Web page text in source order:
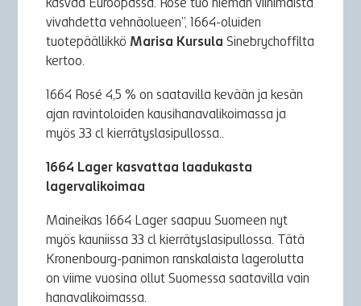
kasvaa Euroopassa. Rosé tuo hieman viinimäistä
vivahdetta vehnäolueen”, 1664-oluiden
tuotepäällikkö Marisa Kursula Sinebrychoffilta
kertoo.
1664 Rosé 4,5 % on saatavilla kevään ja kesän
ajan ravintoloiden kausihanavalikoimassa ja
myös 33 cl kierrätyslasipullossa..
1664 Lager kasvattaa laadukasta
lagervalikoimaa
Maineikas 1664 Lager saapuu Suomeen nyt
myös kauniissa 33 cl kierrätyslasipullossa. Tätä
Kronenbourg-panimon ranskalaista lagerolutta
on viime vuosina ollut Suomessa saatavilla vain
hanavalikoimassa.